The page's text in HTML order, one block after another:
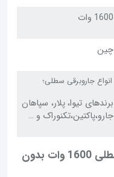
1600 وات
چین
انواع جاروبرقی سطلی؛
برندهای تیوا، پلار، سپاهان
جارو،پاکتین،تکنوراک و …
راهنمای خرید موتور جارو برقی سطلی 1600 وات بدون